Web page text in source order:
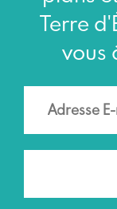
Terre
vous